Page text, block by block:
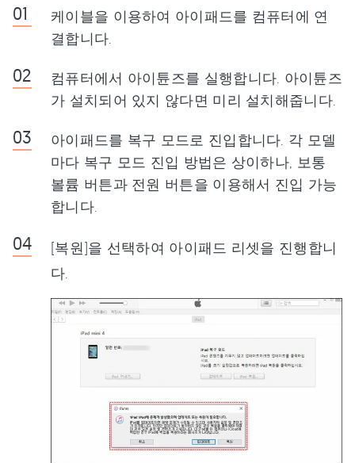
케이블을 이용하여 아이패드를 컴퓨터에 연
결합니다.
컴퓨터에서 아이튠즈를 실행합니다. 아이튠즈
가 설치되어 있지 않다면 미리 설치해줍니다.
아이패드를 복구 모드로 진입합니다. 각 모델
마다 복구 모드 진입 방법은 상이하나, 보통
볼륨 버튼과 전원 버튼을 이용해서 진입 가능
합니다.
[복원]을 선택하여 아이패드 리셋을 진행합니
다.